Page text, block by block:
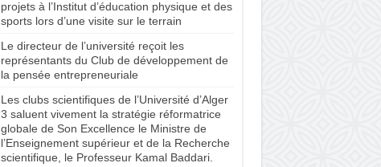
projets à l’Institut d’éducation physique et des
sports lors d’une visite sur le terrain
Le directeur de l’université reçoit les
représentants du Club de développement de
la pensée entrepreneuriale
Les clubs scientifiques de l’Université d’Alger
3 saluent vivement la stratégie réformatrice
globale de Son Excellence le Ministre de
l’Enseignement supérieur et de la Recherche
scientifique, le Professeur Kamal Baddari.